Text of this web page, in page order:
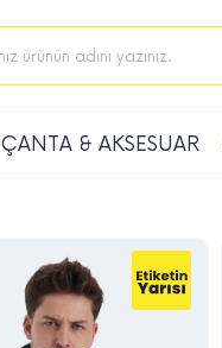
ÇANTA & AKSESUAR